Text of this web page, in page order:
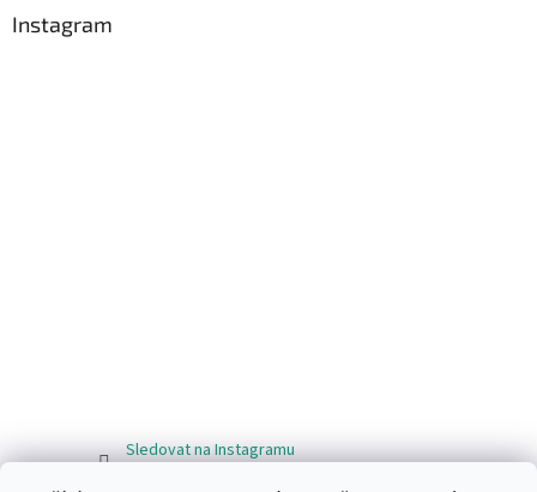
Instagram
Sledovat na Instagramu